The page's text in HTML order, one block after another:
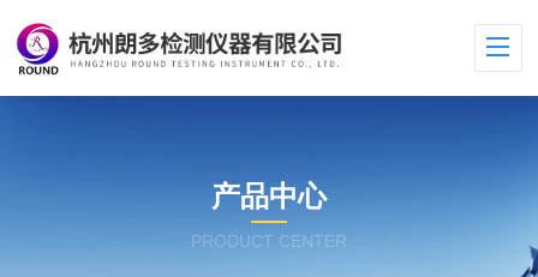
产品中心
PRODUCT CENTER